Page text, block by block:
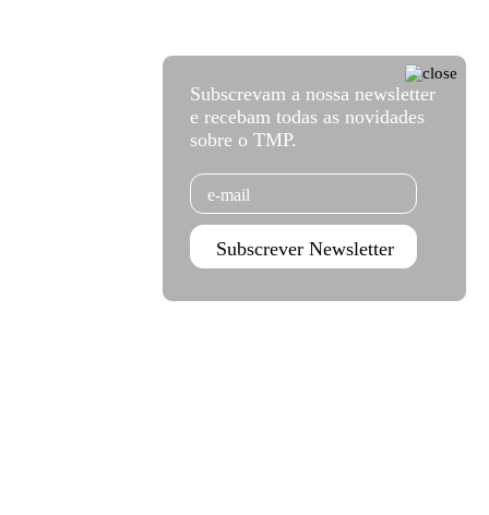
Subscrevam a nossa newsletter
e recebam todas as novidades
sobre o TMP.
Email
Subscrever Newsletter